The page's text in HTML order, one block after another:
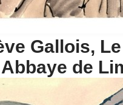
Gallois,
Abbaye de